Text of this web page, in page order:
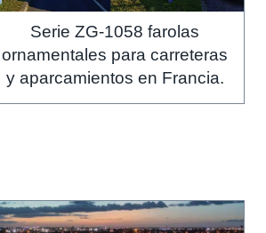
Serie ZG-1058 farolas
ornamentales para carreteras
y aparcamientos en Francia.